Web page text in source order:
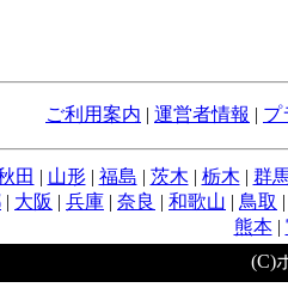
ご利用案内 | 運営者情報 | プ
田 | 山形| 福島 | 茨木 | 栃木 | 群
| 大阪 | 兵庫 | 奈良 | 和歌山 | 鳥取
熊本|
(C)